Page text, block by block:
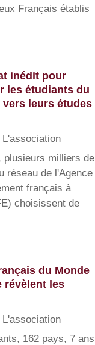
Français établis
inédit pour
les étudiants du
vers leurs études
L'association
plusieurs milliers de
réseau de l'Agence
français à
choisissent de
du Monde
révèlent les
L'association
162 pays, 7 ans